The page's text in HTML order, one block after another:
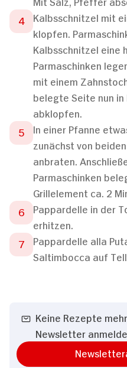
Kalbsschnitzel mit
klopfen.
Kalbsschnitzel eine
Parmaschinken
mit einem
belegte Seite nun in
abklopfen.
In einer Pfanne
zunächst von
anbraten.
Parmaschinken
Grillelement ca. 2
Pappardelle in der
erhitzen.
Pappardelle alla
Saltimbocca auf
Keine Rezepte
Newsletter